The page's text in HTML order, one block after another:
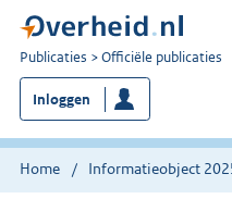
U
bent
nu
hier:
Publicaties Officiële publicaties
Inloggen
Home Informatieobject